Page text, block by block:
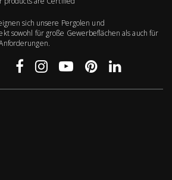
sich unsere Pergolen und
sowohl für große Gewerbeflächen als auch für